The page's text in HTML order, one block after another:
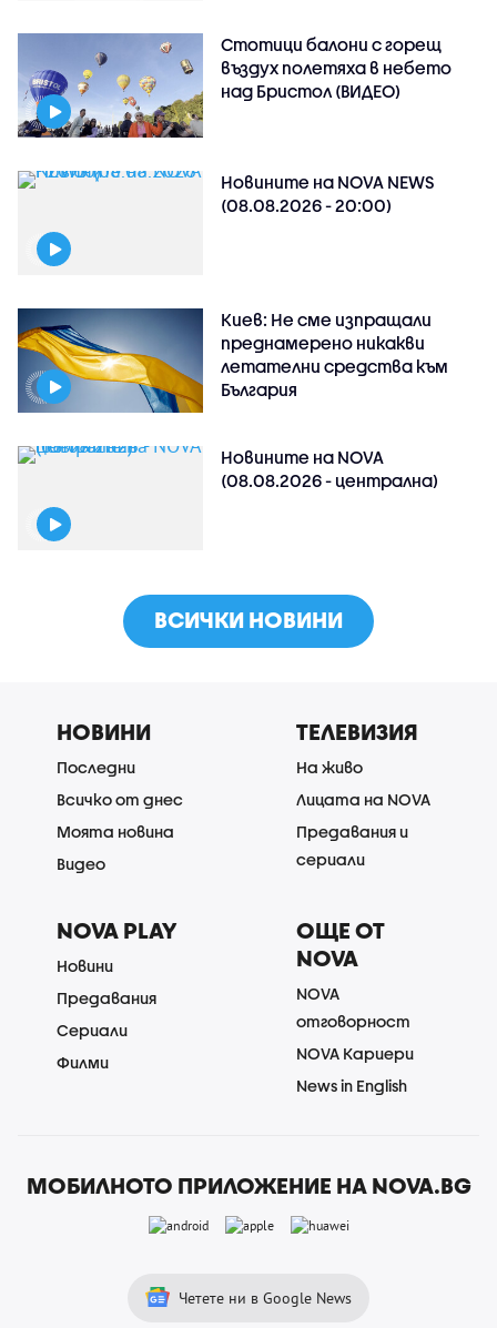
Стотици балони с горещ
въздух полетяха в небето
над Бристол (ВИДЕО)
Новините на NOVA NEWS
(08.08.2026 - 20:00)
Киев: Не сме изпращали
преднамерено никакви
летателни средства към
България
Новините на NOVA
(08.08.2026 - централна)
ВСИЧКИ НОВИНИ
НОВИНИ
Последни
Всичко от днес
Моята новина
Видео
ТЕЛЕВИЗИЯ
На живо
Лицата на NOVA
Предавания и
сериали
NOVA PLAY
Новини
Предавания
Сериали
Филми
ОЩЕ ОТ
NOVA
NOVA
отговорност
NOVA Кариери
News in English
МОБИЛНОТО ПРИЛОЖЕНИЕ НА NOVA.BG
Четете ни в Google News